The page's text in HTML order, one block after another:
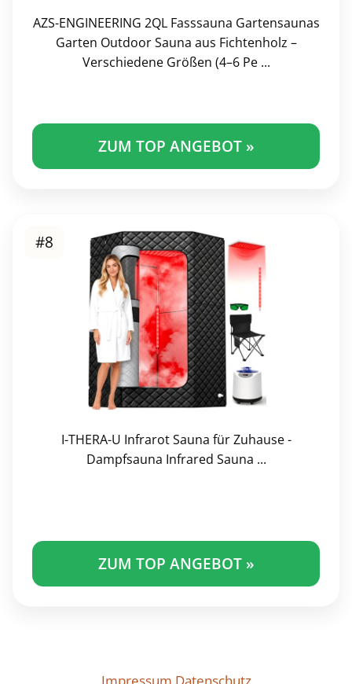
AZS-ENGINEERING 2QL Fasssauna Gartensaunas
Garten Outdoor Sauna aus Fichtenholz –
Verschiedene Größen (4–6 Pe ...
ZUM TOP ANGEBOT »
#8
I-THERA-U Infrarot Sauna für Zuhause -
Dampfsauna Infrared Sauna ...
ZUM TOP ANGEBOT »